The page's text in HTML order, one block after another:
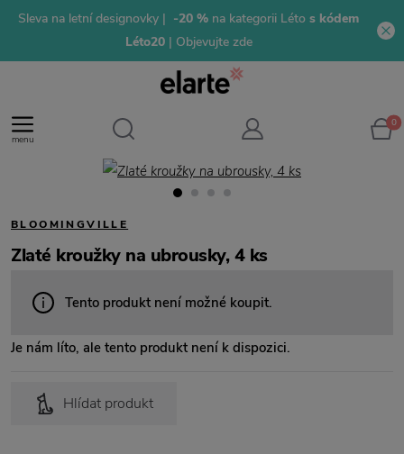
Sleva na letní designovky | -20 % na kategorii Léto s kódem
Léto20 | Objevujte zde
menu
0
BLOOMINGVILLE
Zlaté kroužky na ubrousky, 4 ks
Tento produkt není možné koupit.
Je nám líto, ale tento produkt není k dispozici.
Hlídat produkt